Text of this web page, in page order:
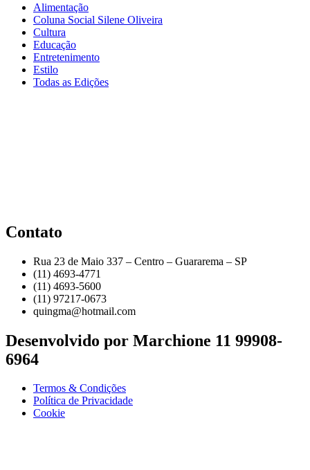
Alimentação
Coluna Social Silene Oliveira
Cultura
Educação
Entretenimento
Estilo
Todas as Edições
Contato
Rua 23 de Maio 337 – Centro – Guararema – SP
(11) 4693-4771
(11) 4693-5600
(11) 97217-0673
quingma@hotmail.com
Desenvolvido por Marchione 11 99908-
6964
Termos & Condições
Política de Privacidade
Cookie